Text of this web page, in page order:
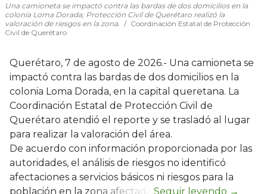
Una camioneta se impactó contra las bardas de dos domicilios en la
colonia Loma Dorada; Protección Civil de Querétaro realizó la
valoración de riesgos en la zona.
Coordinación Estatal de Protección
Civil de Querétaro
Querétaro, 7 de agosto de 2026.- Una camioneta se
impactó contra las bardas de dos domicilios en la
colonia Loma Dorada, en la capital queretana. La
Coordinación Estatal de Protección Civil de
Querétaro atendió el reporte y se trasladó al lugar
para realizar la valoración del área.
De acuerdo con información proporcionada por las
autoridades, el análisis de riesgos no identificó
afectaciones a servicios básicos ni riesgos para la
población en la zona afectada.